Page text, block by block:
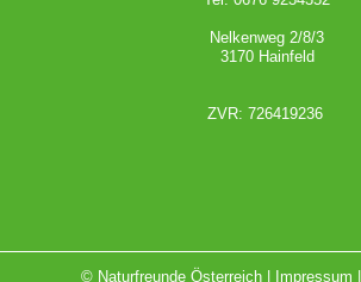
Nelkenweg 2/8/3
3170 Hainfeld
ZVR: 726419236
© Naturfreunde Österreich | Impressum